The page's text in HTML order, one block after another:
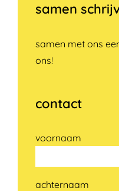
samen
samen met ons
ons!
contact
voornaam
achternaam